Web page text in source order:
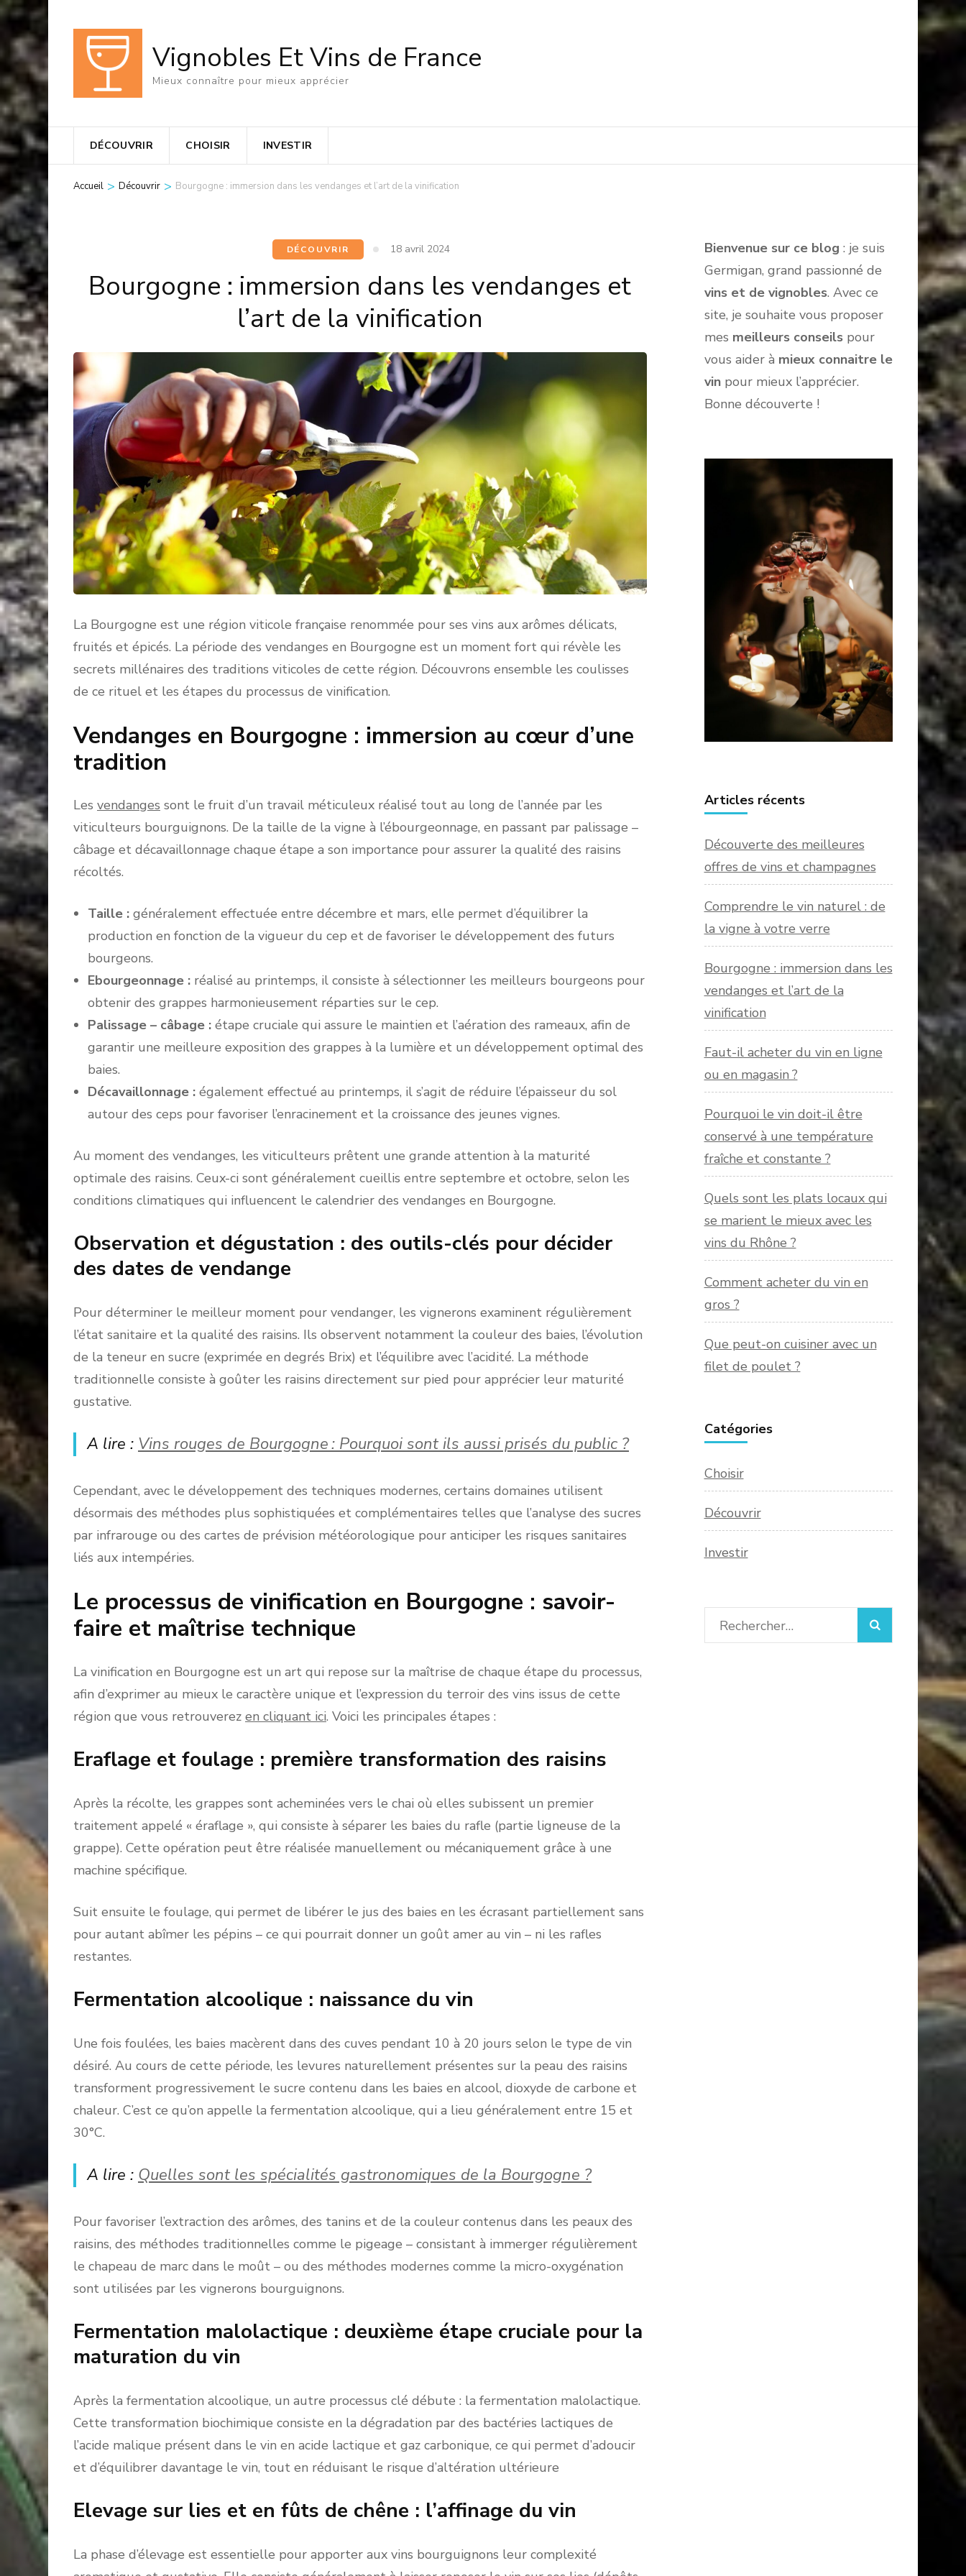
contenu
(Pressez
Entrée)
Vignobles Et Vins de France
Mieux connaître pour mieux apprécier
DÉCOUVRIR CHOISIR INVESTIR
Accueil > Découvrir > Bourgogne : immersion dans les vendanges et l’art de la vinification
DÉCOUVRIR 18 avril 2024
Bourgogne : immersion dans les vendanges et
l’art de la vinification
La Bourgogne est une région viticole française renommée pour ses vins aux arômes délicats,
fruités et épicés. La période des vendanges en Bourgogne est un moment fort qui révèle les
secrets millénaires des traditions viticoles de cette région. Découvrons ensemble les coulisses
de ce rituel et les étapes du processus de vinification.
Vendanges en Bourgogne : immersion au cœur d’une
tradition
Les vendanges sont le fruit d’un travail méticuleux réalisé tout au long de l’année par les
viticulteurs bourguignons. De la taille de la vigne à l’ébourgeonnage, en passant par palissage –
câbage et décavaillonnage chaque étape a son importance pour assurer la qualité des raisins
récoltés.
Taille : généralement effectuée entre décembre et mars, elle permet d’équilibrer la
production en fonction de la vigueur du cep et de favoriser le développement des futurs
bourgeons.
Ebourgeonnage : réalisé au printemps, il consiste à sélectionner les meilleurs bourgeons pour
obtenir des grappes harmonieusement réparties sur le cep.
Palissage – câbage : étape cruciale qui assure le maintien et l’aération des rameaux, afin de
garantir une meilleure exposition des grappes à la lumière et un développement optimal des
baies.
Décavaillonnage : également effectué au printemps, il s’agit de réduire l’épaisseur du sol
autour des ceps pour favoriser l’enracinement et la croissance des jeunes vignes.
Au moment des vendanges, les viticulteurs prêtent une grande attention à la maturité
optimale des raisins. Ceux-ci sont généralement cueillis entre septembre et octobre, selon les
conditions climatiques qui influencent le calendrier des vendanges en Bourgogne.
Observation et dégustation : des outils-clés pour décider
des dates de vendange
Pour déterminer le meilleur moment pour vendanger, les vignerons examinent régulièrement
l’état sanitaire et la qualité des raisins. Ils observent notamment la couleur des baies, l’évolution
de la teneur en sucre (exprimée en degrés Brix) et l’équilibre avec l’acidité. La méthode
traditionnelle consiste à goûter les raisins directement sur pied pour apprécier leur maturité
gustative.
A lire : Vins rouges de Bourgogne : Pourquoi sont ils aussi prisés du public ?
Cependant, avec le développement des techniques modernes, certains domaines utilisent
désormais des méthodes plus sophistiquées et complémentaires telles que l’analyse des sucres
par infrarouge ou des cartes de prévision météorologique pour anticiper les risques sanitaires
liés aux intempéries.
Le processus de vinification en Bourgogne : savoir-
faire et maîtrise technique
La vinification en Bourgogne est un art qui repose sur la maîtrise de chaque étape du processus,
afin d’exprimer au mieux le caractère unique et l’expression du terroir des vins issus de cette
région que vous retrouverez en cliquant ici. Voici les principales étapes :
Eraflage et foulage : première transformation des raisins
Après la récolte, les grappes sont acheminées vers le chai où elles subissent un premier
traitement appelé « éraflage », qui consiste à séparer les baies du rafle (partie ligneuse de la
grappe). Cette opération peut être réalisée manuellement ou mécaniquement grâce à une
machine spécifique.
Suit ensuite le foulage, qui permet de libérer le jus des baies en les écrasant partiellement sans
pour autant abîmer les pépins – ce qui pourrait donner un goût amer au vin – ni les rafles
restantes.
Fermentation alcoolique : naissance du vin
Une fois foulées, les baies macèrent dans des cuves pendant 10 à 20 jours selon le type de vin
désiré. Au cours de cette période, les levures naturellement présentes sur la peau des raisins
transforment progressivement le sucre contenu dans les baies en alcool, dioxyde de carbone et
chaleur. C’est ce qu’on appelle la fermentation alcoolique, qui a lieu généralement entre 15 et
30°C.
A lire : Quelles sont les spécialités gastronomiques de la Bourgogne ?
Pour favoriser l’extraction des arômes, des tanins et de la couleur contenus dans les peaux des
raisins, des méthodes traditionnelles comme le pigeage – consistant à immerger régulièrement
le chapeau de marc dans le moût – ou des méthodes modernes comme la micro-oxygénation
sont utilisées par les vignerons bourguignons.
Fermentation malolactique : deuxième étape cruciale pour la
maturation du vin
Après la fermentation alcoolique, un autre processus clé débute : la fermentation malolactique.
Cette transformation biochimique consiste en la dégradation par des bactéries lactiques de
l’acide malique présent dans le vin en acide lactique et gaz carbonique, ce qui permet d’adoucir
et d’équilibrer davantage le vin, tout en réduisant le risque d’altération ultérieure
Elevage sur lies et en fûts de chêne : l’affinage du vin
La phase d’élevage est essentielle pour apporter aux vins bourguignons leur complexité
Bienvenue sur ce blog : je suis
Germigan, grand passionné de
vins et de vignobles. Avec ce
site, je souhaite vous proposer
mes meilleurs conseilspour
vous aider à mieux connaitre le
vinpour mieux l’apprécier.
Bonne découverte !
Articles récents
Découverte des meilleures
offres de vins et champagnes
Comprendre le vin naturel : de
la vigne à votre verre
Bourgogne : immersion dans les
vendanges et l’art de la
vinification
Faut-il acheter du vin en ligne
ou en magasin ?
Pourquoi le vin doit-il être
conservé à une température
fraîche et constante ?
Quels sont les plats locaux qui
se marient le mieux avec les
vins du Rhône ?
Comment acheter du vin en
gros ?
Que peut-on cuisiner avec un
filet de poulet ?
Catégories
Choisir
Découvrir
Investir
Rechercher :